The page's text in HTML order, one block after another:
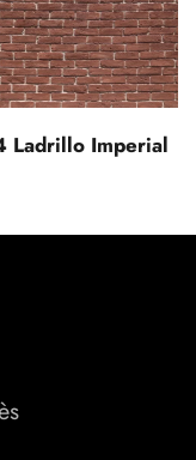
Ladrillo Imperial